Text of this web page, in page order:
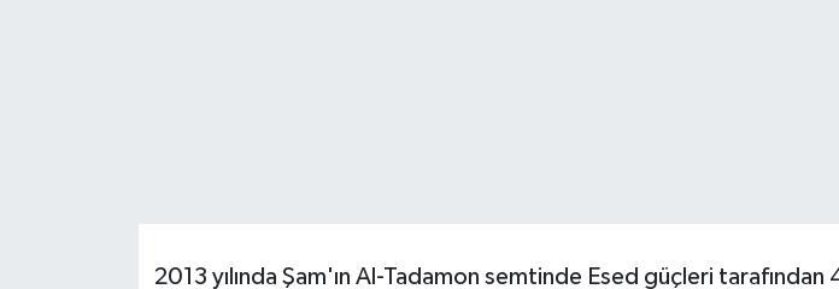
2013 yılında Şam'ın Al-Tadamon semtinde Esed güçleri tarafından